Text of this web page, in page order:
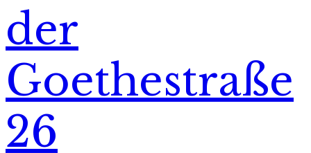
der
Goethestraße
26